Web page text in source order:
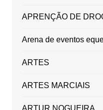
APRENÇÃO DE
Arena de eventos
ARTES
ARTES MARCIAIS